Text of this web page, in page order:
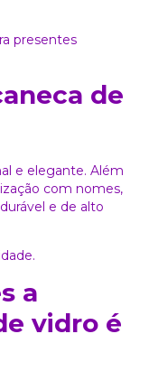
presentes
de
e elegante. Além
com nomes,
e de alto
a
vidro é